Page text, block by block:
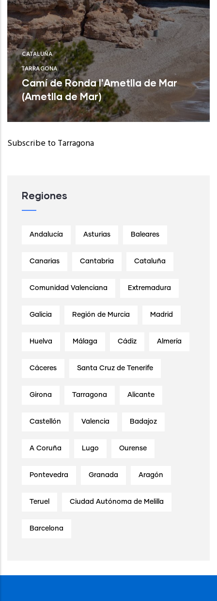
CATALUÑA
TARRAGONA
Camí de Ronda l'Ametlla de Mar
(Ametlla de Mar)
Subscribe to Tarragona
Regiones
Andalucía Asturias Baleares
Canarias Cantabria Cataluña
Comunidad Valenciana Extremadura
Galicia Región de Murcia Madrid
Huelva Málaga Cádiz Almería
Cáceres Santa Cruz de Tenerife
Girona Tarragona Alicante
Castellón Valencia Badajoz
A Coruña Lugo Ourense
Pontevedra Granada Aragón
Teruel Ciudad Autónoma de Melilla
Barcelona